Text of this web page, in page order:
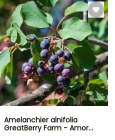
Amelanchier alnifolia
GreatBerry Farm - Amor…